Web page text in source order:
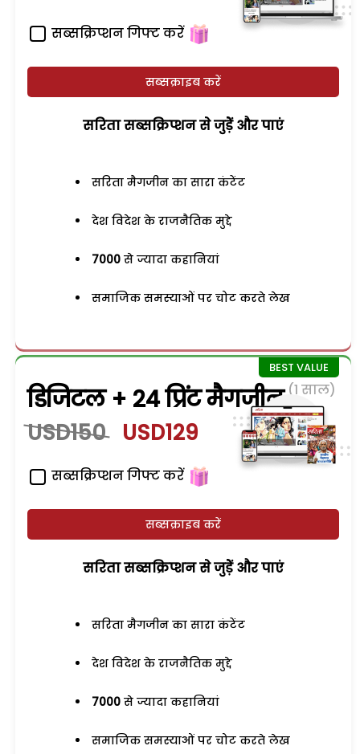
सब्सक्रिप्शन गिफ्ट करें
सब्सक्राइब करें
सरिता सब्सक्रिप्शन से जुड़ेें और पाएं
सरिता मैगजीन का सारा कंटेंट
देश विदेश के राजनैतिक मुद्दे
7000 से ज्यादा कहानियां
समाजिक समस्याओं पर चोट करते लेख
डिजिटल + 24 प्रिंट मैगजीन (1 साल)
USD150 USD129
सब्सक्रिप्शन गिफ्ट करें
सब्सक्राइब करें
सरिता सब्सक्रिप्शन से जुड़ेें और पाएं
सरिता मैगजीन का सारा कंटेंट
देश विदेश के राजनैतिक मुद्दे
7000 से ज्यादा कहानियां
समाजिक समस्याओं पर चोट करते लेख